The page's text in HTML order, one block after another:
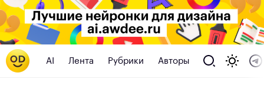
AI Лента Рубрики Авторы